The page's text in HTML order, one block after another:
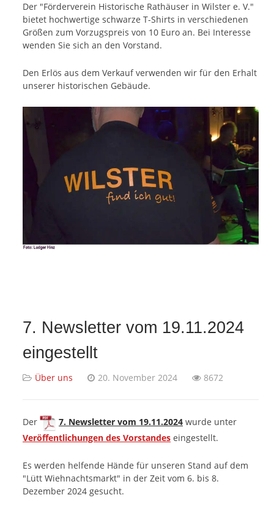
Der "Förderverein Historische Rathäuser in Wilster e. V."
bietet hochwertige schwarze T-Shirts in verschiedenen
Größen zum Vorzugspreis von 10 Euro an. Bei Interesse
wenden Sie sich an den Vorstand.
Den Erlös aus dem Verkauf verwenden wir für den Erhalt
unserer historischen Gebäude.
7. Newsletter vom 19.11.2024
eingestellt
Über uns 20. November 2024 8672
Der 7. Newsletter vom 19.11.2024 wurde unter
Veröffentlichungen des Vorstandes eingestellt.
Es werden helfende Hände für unseren Stand auf dem
"Lütt Wiehnachtsmarkt" in der Zeit vom 6. bis 8.
Dezember 2024 gesucht.